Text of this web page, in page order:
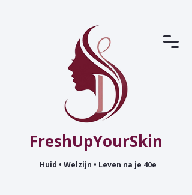
FreshUpYourSkin
Huid • Welzijn • Leven na je 40e